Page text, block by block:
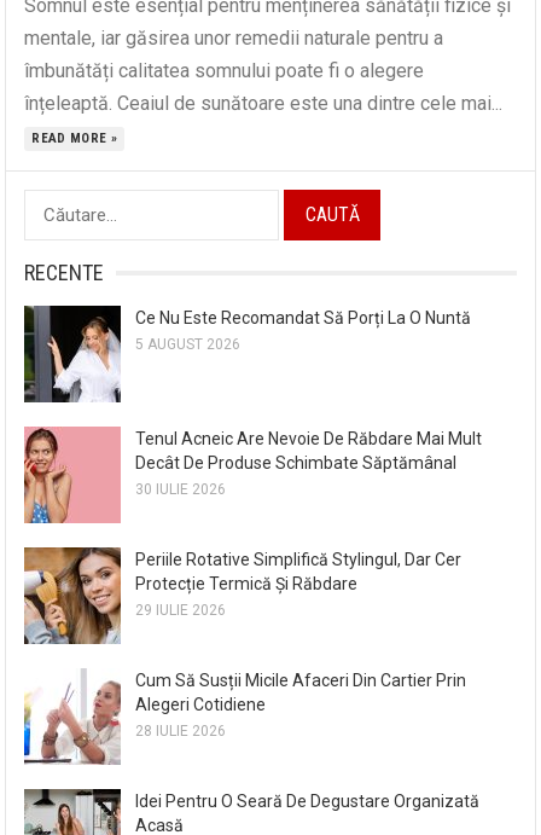
Somnul este esențial pentru menținerea sănătății fizice și
mentale, iar găsirea unor remedii naturale pentru a
îmbunătăți calitatea somnului poate fi o alegere
înțeleaptă. Ceaiul de sunătoare este una dintre cele mai...
READ MORE »
Caută
după:
RECENTE
Ce Nu Este Recomandat Să Porți La O Nuntă
5 AUGUST 2026
Tenul Acneic Are Nevoie De Răbdare Mai Mult
Decât De Produse Schimbate Săptămânal
30 IULIE 2026
Periile Rotative Simplifică Stylingul, Dar Cer
Protecție Termică Și Răbdare
29 IULIE 2026
Cum Să Susții Micile Afaceri Din Cartier Prin
Alegeri Cotidiene
28 IULIE 2026
Idei Pentru O Seară De Degustare Organizată
Acasă